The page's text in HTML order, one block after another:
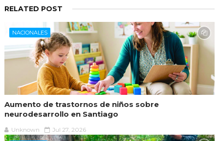
RELATED POST
NACIONALES
Aumento de trastornos de niños sobre
neurodesarrollo en Santiago
Unknown Jul 27, 2026